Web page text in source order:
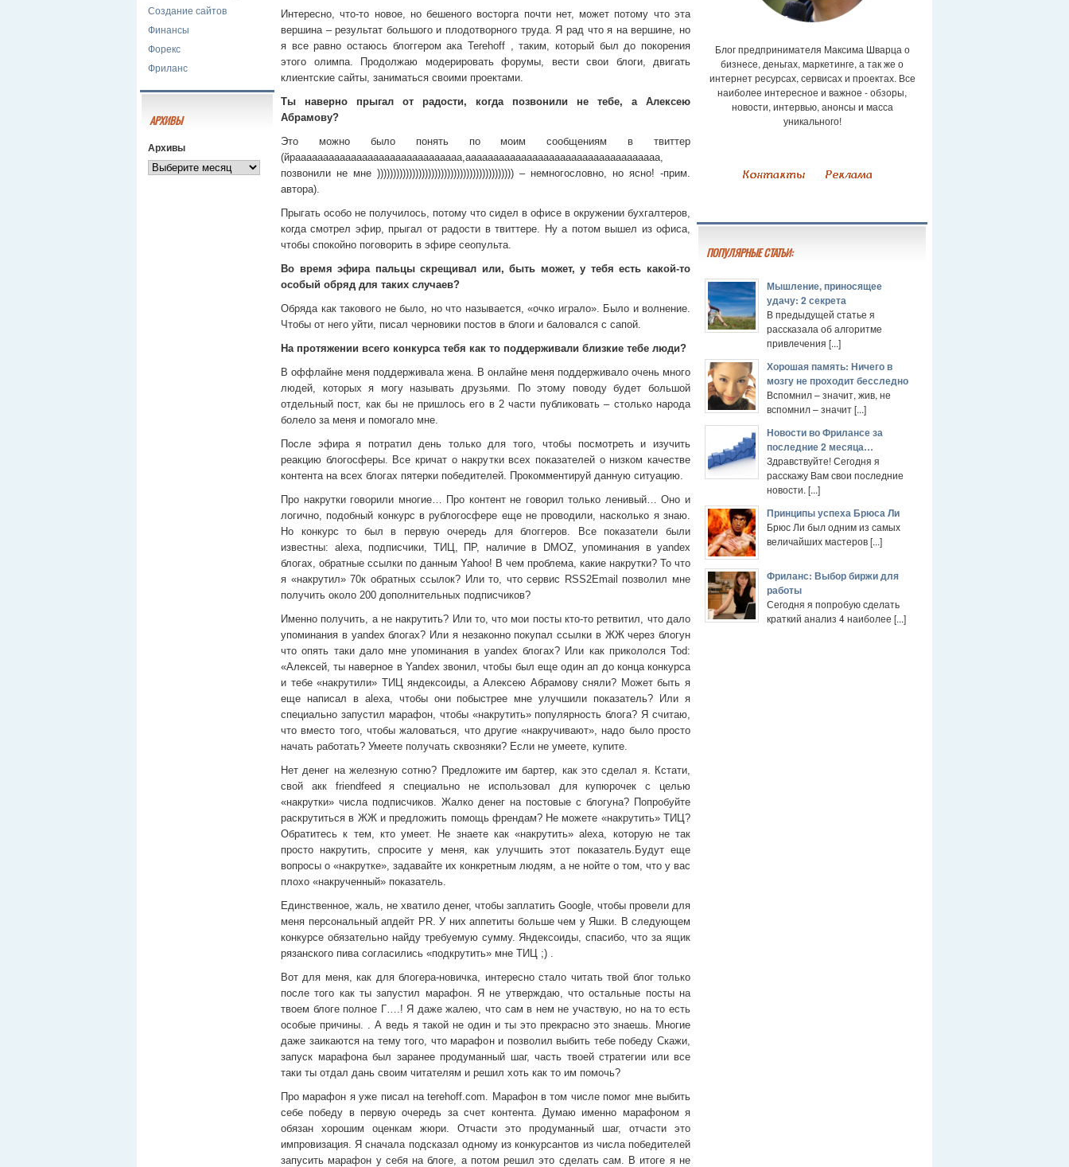
Создание сайтов
Финансы
Форекс
Фриланс
АРХИВЫ
Архивы
Интересно, что-то новое, но бешеного восторга почти нет, может потому что эта
вершина – результат большого и плодотворного труда. Я рад что я на вершине, но
я все равно остаюсь блоггером ака Terehoff , таким, который был до покорения
этого олимпа. Продолжаю модерировать форумы, вести свои блоги, двигать
клиентские сайты, заниматься своими проектами.
Ты наверно прыгал от радости, когда позвонили не тебе, а Алексею
Абрамову?
Это можно было понять по моим сообщениям в твиттер
(йраааааааааааааааааааааааааааааа,ааааааааааааааааааааааааааааааааааа,
позвонили не мне ))))))))))))))))))))))))))))))))))))))))))) – немногословно, но ясно! -прим.
автора).
Прыгать особо не получилось, потому что сидел в офисе в окружении бухгалтеров,
когда смотрел эфир, прыгал от радости в твиттере. Ну а потом вышел из офиса,
чтобы спокойно поговорить в эфире сеопульта.
Во время эфира пальцы скрещивал или, быть может, у тебя есть какой-то
особый обряд для таких случаев?
Обряда как такового не было, но что называется, «очко играло». Было и волнение.
Чтобы от него уйти, писал черновики постов в блоги и баловался с сапой.
На протяжении всего конкурса тебя как то поддерживали близкие тебе люди?
В оффлайне меня поддерживала жена. В онлайне меня поддерживало очень много
людей, которых я могу называть друзьями. По этому поводу будет большой
отдельный пост, как бы не пришлось его в 2 части публиковать – столько народа
болело за меня и помогало мне.
После эфира я потратил день только для того, чтобы посмотреть и изучить
реакцию блогосферы. Все кричат о накрутки всех показателей о низком качестве
контента на всех блогах пятерки победителей. Прокомментируй данную ситуацию.
Про накрутки говорили многие… Про контент не говорил только ленивый… Оно и
логично, подобный конкурс в рублогосфере еще не проводили, насколько я знаю.
Но конкурс то был в первую очередь для блоггеров. Все показатели были
известны: alexa, подписчики, ТИЦ, ПР, наличие в DMOZ, упоминания в yandex
блогах, обратные ссылки по данным Yahoo! В чем проблема, какие накрутки? То что
я «накрутил» 70к обратных ссылок? Или то, что сервис RSS2Email позволил мне
получить около 200 дополнительных подписчиков?
Именно получить, а не накрутить? Или то, что мои посты кто-то ретвитил, что дало
упоминания в yandex блогах? Или я незаконно покупал ссылки в ЖЖ через блогун
что опять таки дало мне упоминания в yandex блогах? Или как прикололся Tod:
«Алексей, ты наверное в Yandex звонил, чтобы был еще один ап до конца конкурса
и тебе «накрутили» ТИЦ яндексоиды, а Алексею Абрамову сняли? Может быть я
еще написал в alexa, чтобы они побыстрее мне улучшили показатель? Или я
специально запустил марафон, чтобы «накрутить» популярность блога? Я считаю,
что вместо того, чтобы жаловаться, что другие «накручивают», надо было просто
начать работать? Умеете получать сквозняки? Если не умеете, купите.
Нет денег на железную сотню? Предложите им бартер, как это сделал я. Кстати,
свой акк friendfeed я специально не использовал для купюрочек с целью
«накрутки» числа подписчиков. Жалко денег на постовые с блогуна? Попробуйте
раскрутиться в ЖЖ и предложить помощь френдам? Не можете «накрутить» ТИЦ?
Обратитесь к тем, кто умеет. Не знаете как «накрутить» alexa, которую не так
просто накрутить, спросите у меня, как улучшить этот показатель.Будут еще
вопросы о «накрутке», задавайте их конкретным людям, а не нойте о том, что у вас
плохо «накрученный» показатель.
Единственное, жаль, не хватило денег, чтобы заплатить Google, чтобы провели для
меня персональный апдейт PR. У них аппетиты больше чем у Яшки. В следующем
конкурсе обязательно найду требуемую сумму. Яндексоиды, спасибо, что за ящик
рязанского пива согласились «подкрутить» мне ТИЦ ;) .
Вот для меня, как для блогера-новичка, интересно стало читать твой блог только
после того как ты запустил марафон. Я не утверждаю, что остальные посты на
твоем блоге полное Г….! Я даже жалею, что сам в нем не участвую, но на то есть
особые причины. . А ведь я такой не один и ты это прекрасно это знаешь. Многие
даже заикаются на тему того, что марафон и позволил выбить тебе победу Скажи,
запуск марафона был заранее продуманный шаг, часть твоей стратегии или все
таки ты отдал дань своим читателям и решил хоть как то им помочь?
Про марафон я уже писал на terehoff.com. Марафон в том числе помог мне выбить
себе победу в первую очередь за счет контента. Думаю именно марафоном я
обязан хорошим оценкам жюри. Отчасти это продуманный шаг, отчасти это
импровизация. Я сначала подсказал одному из конкурсантов из числа победителей
запусить марафон у себя на блоге, а потом решил это сделать сам. В итоге я не
Блог предпринимателя Максима Шварца о
бизнесе, деньгах, маркетинге, а так же о
интернет ресурсах, сервисах и проектах. Все
наиболее интересное и важное - обзоры,
новости, интервью, анонсы и масса
уникального!
ПОПУЛЯРНЫЕ СТАТЬИ:
Мышление, приносящее
удачу: 2 секрета
В предыдущей статье я
рассказала об алгоритме
привлечения [...]
Хорошая память: Ничего в
мозгу не проходит бесследно
Вспомнил – значит, жив, не
вспомнил – значит [...]
Новости во Фрилансе за
последние 2 месяца…
Здравствуйте! Сегодня я
расскажу Вам свои последние
новости. [...]
Принципы успеха Брюса Ли
Брюс Ли был одним из самых
величайших мастеров [...]
Фриланс: Выбор биржи для
работы
Сегодня я попробую сделать
краткий анализ 4 наиболее [...]